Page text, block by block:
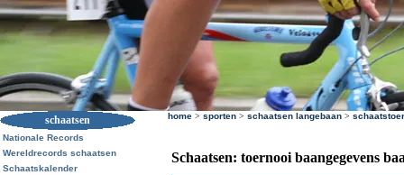
schaatsen
Nationale Records
Wereldrecords schaatsen
Schaatskalender
home > sporten > schaatsen langebaan >
Schaatsen: toernooi baangegevens